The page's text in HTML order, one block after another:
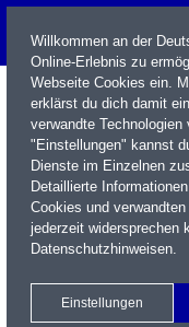
Name / WKN / ISIN / Kürzel
Xetra Realtime
Willkommen an der
Online-Erlebnis zu
Webseite Cookies ein.
erklärst du dich damit
verwandte
"Einstellungen" kannst
Dienste im Einzelnen
Detaillierte
Cookies und
jederzeit widersprechen
Datenschutzhinweisen.
Einstellungen